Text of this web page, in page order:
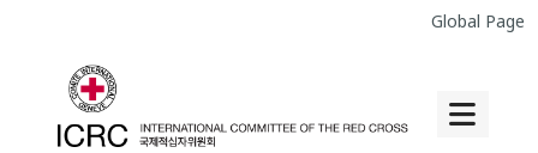
Global Page